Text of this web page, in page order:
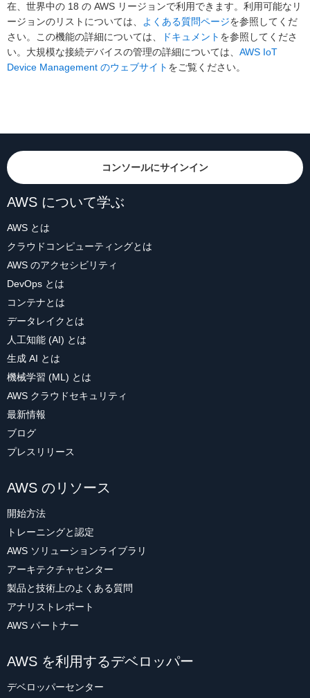
在、世界中の 18 の AWS リージョンで利用できます。利用可能なリ
ージョンのリストについては、
よくある質問ページを参照してくだ
さい。この機能の詳細については、
ドキュメント を参照してくださ
い。大規模な接続デバイスの管理の詳細については、 AWS IoT
Device Management のウェブサイト をご覧ください。
コンソールにサインイン
AWS について学ぶ
AWS とは
クラウドコンピューティングとは
AWS のアクセシビリティ
DevOps とは
コンテナとは
データレイクとは
人工知能 (AI) とは
生成 AI とは
機械学習 (ML) とは
AWS クラウドセキュリティ
最新情報
ブログ
プレスリリース
AWS のリソース
開始方法
トレーニングと認定
AWS ソリューションライブラリ
アーキテクチャセンター
製品と技術上のよくある質問
アナリストレポート
AWS パートナー
AWS を利用するデベロッパー
デベロッパーセンター